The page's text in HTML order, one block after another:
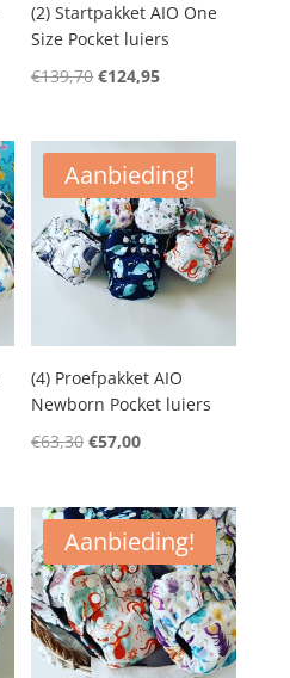
(2) Startpakket AIO One
Size Pocket luiers
€139,70 Oorspronkelijke
was:
€139,70.
€124,95Huidige
is:
€124,95.
Aanbieding!
(4) Proefpakket AIO
Newborn Pocket luiers
€63,30 Oorspronkelijke
was:
€63,30.
€57,00Huidige
is:
€57,00.
Aanbieding!